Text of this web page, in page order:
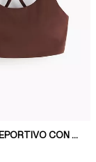
SOSTÉN DEPORTIVO CON SCULPTMOVE™ MEDIUM SUPPORT